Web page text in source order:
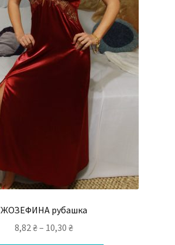
ЖОЗЕФИНА рубашка
8,82₴– 10,30 ₴